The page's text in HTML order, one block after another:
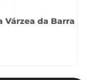
Várzea da Barra